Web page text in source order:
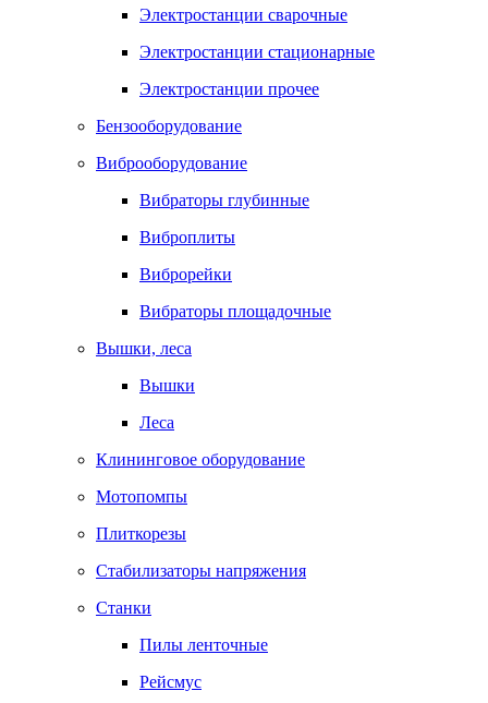
Электростанции сварочные
Электростанции стационарные
Электростанции прочее
Бензооборудование
Виброоборудование
Вибраторы глубинные
Виброплиты
Виброрейки
Вибраторы площадочные
Вышки, леса
Вышки
Леса
Клининговое оборудование
Мотопомпы
Плиткорезы
Стабилизаторы напряжения
Станки
Пилы ленточные
Рейсмус